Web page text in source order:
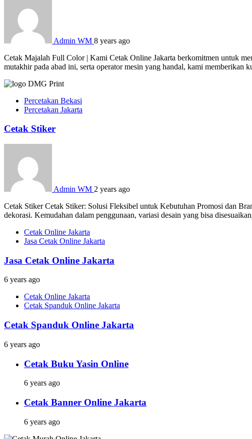
Admin WM 8 years ago
Cetak Majalah Full Color | Kami Cetak Online Jakarta berkomitmen untuk
mutakhir pada abad ini, serta operator mesin yang handal, kami
Percetakan Bekasi
Percetakan Jakarta
Cetak Stiker
Admin WM 2 years ago
Cetak Stiker Cetak Stiker: Solusi Fleksibel untuk Kebutuhan Promosi dan
dekorasi. Kemudahan dalam penggunaan, variasi desain yang bisa
Cetak Online Jakarta
Jasa Cetak Online Jakarta
Jasa Cetak Online Jakarta
6 years ago
Cetak Online Jakarta
Cetak Spanduk Online Jakarta
Cetak Spanduk Online Jakarta
6 years ago
Cetak Buku Yasin Online
6 years ago
Cetak Banner Online Jakarta
6 years ago